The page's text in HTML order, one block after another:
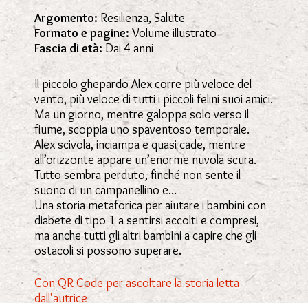
Argomento: Resilienza, Salute
Formato e pagine: Volume illustrato
Fascia di età: Dai 4 anni
Il piccolo ghepardo Alex corre più veloce del
vento, più veloce di tutti i piccoli felini suoi amici.
Ma un giorno, mentre galoppa solo verso il
fiume, scoppia uno spaventoso temporale.
Alex scivola, inciampa e quasi cade, mentre
all’orizzonte appare un’enorme nuvola scura.
Tutto sembra perduto, finché non sente il
suono di un campanellino e...
Una storia metaforica per aiutare i bambini con
diabete di tipo 1 a sentirsi accolti e compresi,
ma anche tutti gli altri bambini a capire che gli
ostacoli si possono superare.
Con QR Code per ascoltare la storia letta
dall'autrice